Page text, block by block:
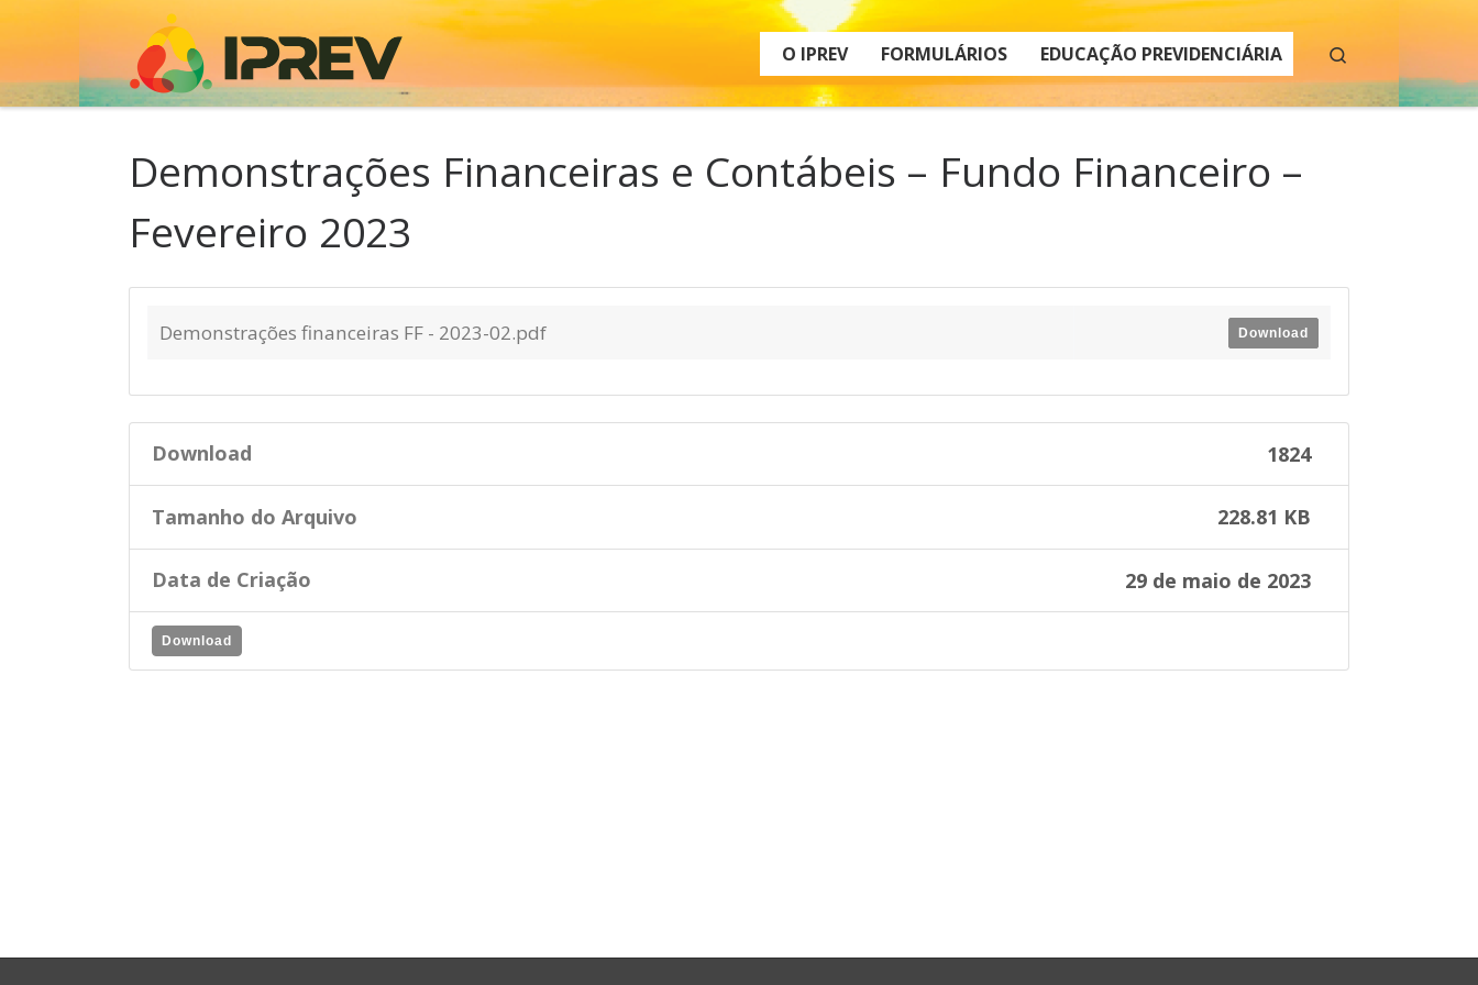
Skip to content
O IPREV FORMULÁRIOS EDUCAÇÃO PREVIDENCIÁRIA
Demonstrações Financeiras e Contábeis – Fundo Financeiro –
Fevereiro 2023
Demonstrações financeiras FF - 2023-02.pdf Download
Download 1824
Tamanho do Arquivo 228.81 KB
Data de Criação 29 de maio de 2023
Download